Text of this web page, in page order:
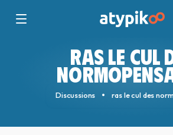
RAS LE CUL
Discussions ras le cul des